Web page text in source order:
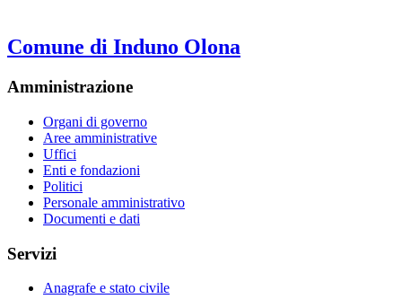
Comune di Induno Olona
Amministrazione
Organi di governo
Aree amministrative
Uffici
Enti e fondazioni
Politici
Personale amministrativo
Documenti e dati
Servizi
Anagrafe e stato civile